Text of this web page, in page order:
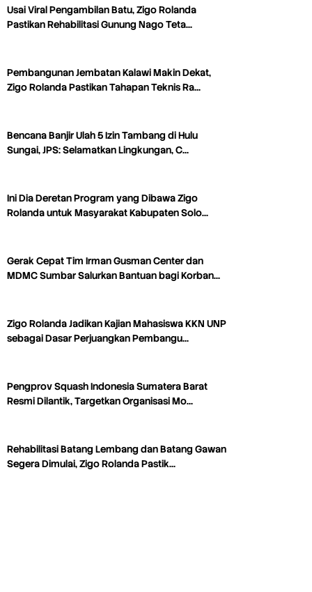
Usai Viral Pengambilan Batu, Zigo Rolanda
Pastikan Rehabilitasi Gunung Nago Teta…
Pembangunan Jembatan Kalawi Makin Dekat,
Zigo Rolanda Pastikan Tahapan Teknis Ra…
Bencana Banjir Ulah 5 Izin Tambang di Hulu
Sungai, JPS: Selamatkan Lingkungan, C…
Ini Dia Deretan Program yang Dibawa Zigo
Rolanda untuk Masyarakat Kabupaten Solo…
Gerak Cepat Tim Irman Gusman Center dan
MDMC Sumbar Salurkan Bantuan bagi Korban…
Zigo Rolanda Jadikan Kajian Mahasiswa KKN UNP
sebagai Dasar Perjuangkan Pembangu…
Pengprov Squash Indonesia Sumatera Barat
Resmi Dilantik, Targetkan Organisasi Mo…
Rehabilitasi Batang Lembang dan Batang Gawan
Segera Dimulai, Zigo Rolanda Pastik…